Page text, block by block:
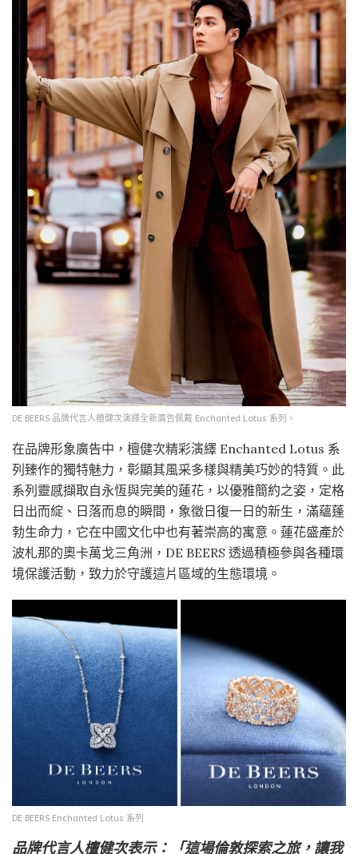
DE BEERS 品牌代言人檀健次演繹全新廣告佩戴 Enchanted Lotus 系列。
在品牌形象廣告中，檀健次精彩演繹 Enchanted Lotus 系
列臻作的獨特魅力，彰顯其風采多樣與精美巧妙的特質。此
系列靈感擷取自永恆與完美的蓮花，以優雅簡約之姿，定格
日出而綻、日落而息的瞬間，象徵日復一日的新生，滿蘊蓬
勃生命力，它在中國文化中也有著崇高的寓意。蓮花盛產於
波札那的奧卡萬戈三角洲，DE BEERS 透過積極參與各種環
境保護活動，致力於守護這片區域的生態環境。
DE BEERS Enchanted Lotus 系列
品牌代言人檀健次表示：「這場倫敦探索之旅，讓我